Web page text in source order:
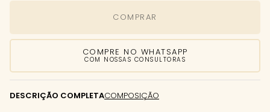
COMPRAR
COMPRE NO WHATSAPP
COM NOSSAS CONSULTORAS
DESCRIÇÃO COMPLETACOMPOSIÇÃO